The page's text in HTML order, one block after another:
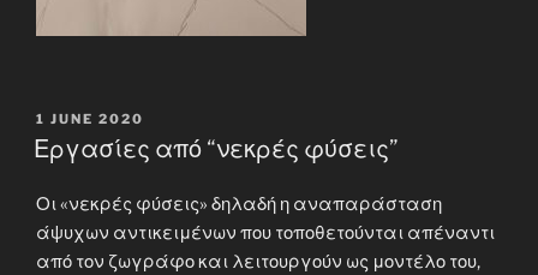
POSTED
ON
1 JUNE 2020
Εργασίες από “νεκρές φύσεις”
Οι «νεκρές φύσεις» δηλαδή η αναπαράσταση
άψυχων αντικειμένων που τοποθετούνται απέναντι
από τον ζωγράφο και λειτουργούν ως μοντέλο του,